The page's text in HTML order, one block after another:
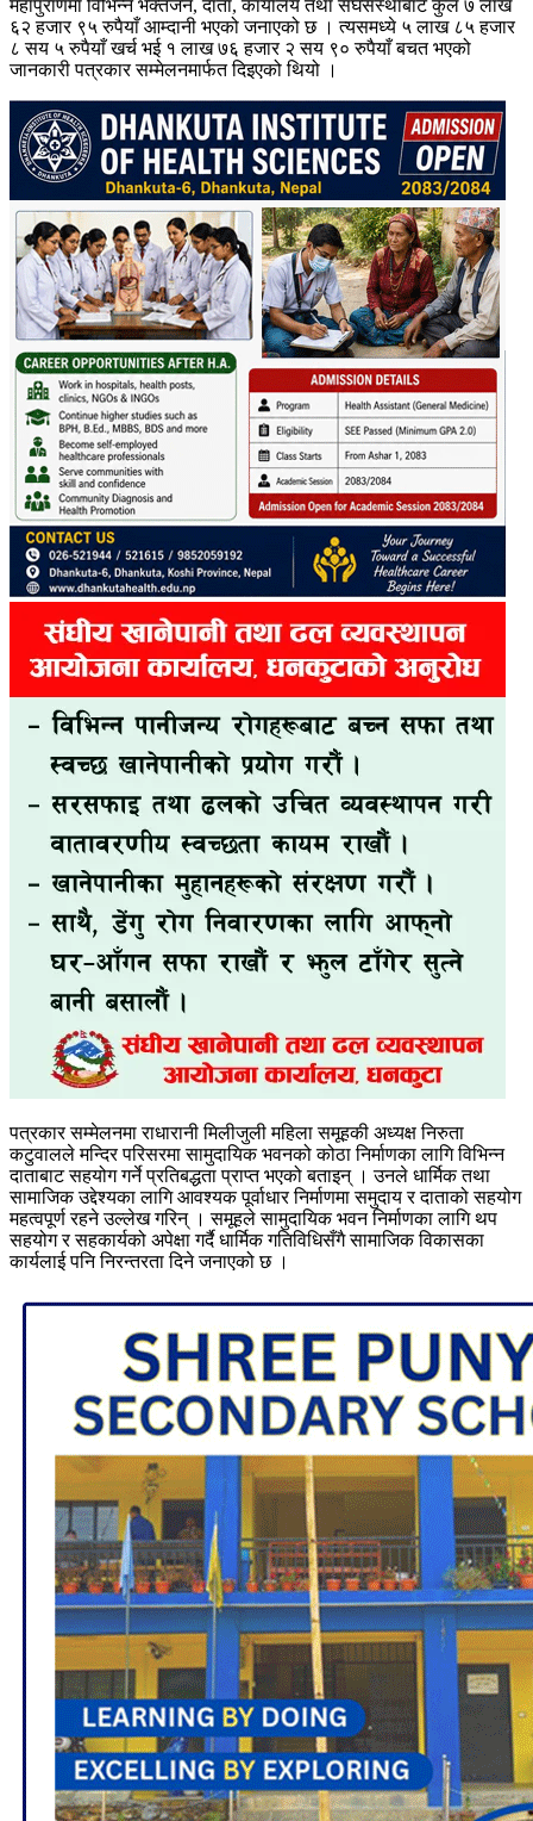
महापुराणमा विभिन्न भक्तजन, दाता, कार्यालय तथा संघसंस्थाबाट कुल ७ लाख
६२ हजार ९५ रुपैयाँ आम्दानी भएको जनाएको छ । त्यसमध्ये ५ लाख ८५ हजार
८ सय ५ रुपैयाँ खर्च भई १ लाख ७६ हजार २ सय ९० रुपैयाँ बचत भएको
जानकारी पत्रकार सम्मेलनमार्फत दिइएको थियो ।
पत्रकार सम्मेलनमा राधारानी मिलीजुली महिला समूहकी अध्यक्ष निरुता
कटुवालले मन्दिर परिसरमा सामुदायिक भवनको कोठा निर्माणका लागि विभिन्न
दाताबाट सहयोग गर्ने प्रतिबद्धता प्राप्त भएको बताइन् । उनले धार्मिक तथा
सामाजिक उद्देश्यका लागि आवश्यक पूर्वाधार निर्माणमा समुदाय र दाताको सहयोग
महत्वपूर्ण रहने उल्लेख गरिन् । समूहले सामुदायिक भवन निर्माणका लागि थप
सहयोग र सहकार्यको अपेक्षा गर्दै धार्मिक गतिविधिसँगै सामाजिक विकासका
कार्यलाई पनि निरन्तरता दिने जनाएको छ ।